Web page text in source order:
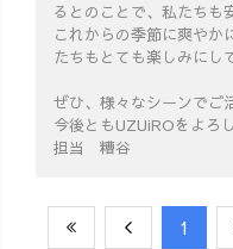
るとのことで、私たちも
これからの季節に爽やか
たちもとても楽しみにし
ぜひ、様々なシーンでご
今後ともUZUiROをよろ
担当 糟谷
​1